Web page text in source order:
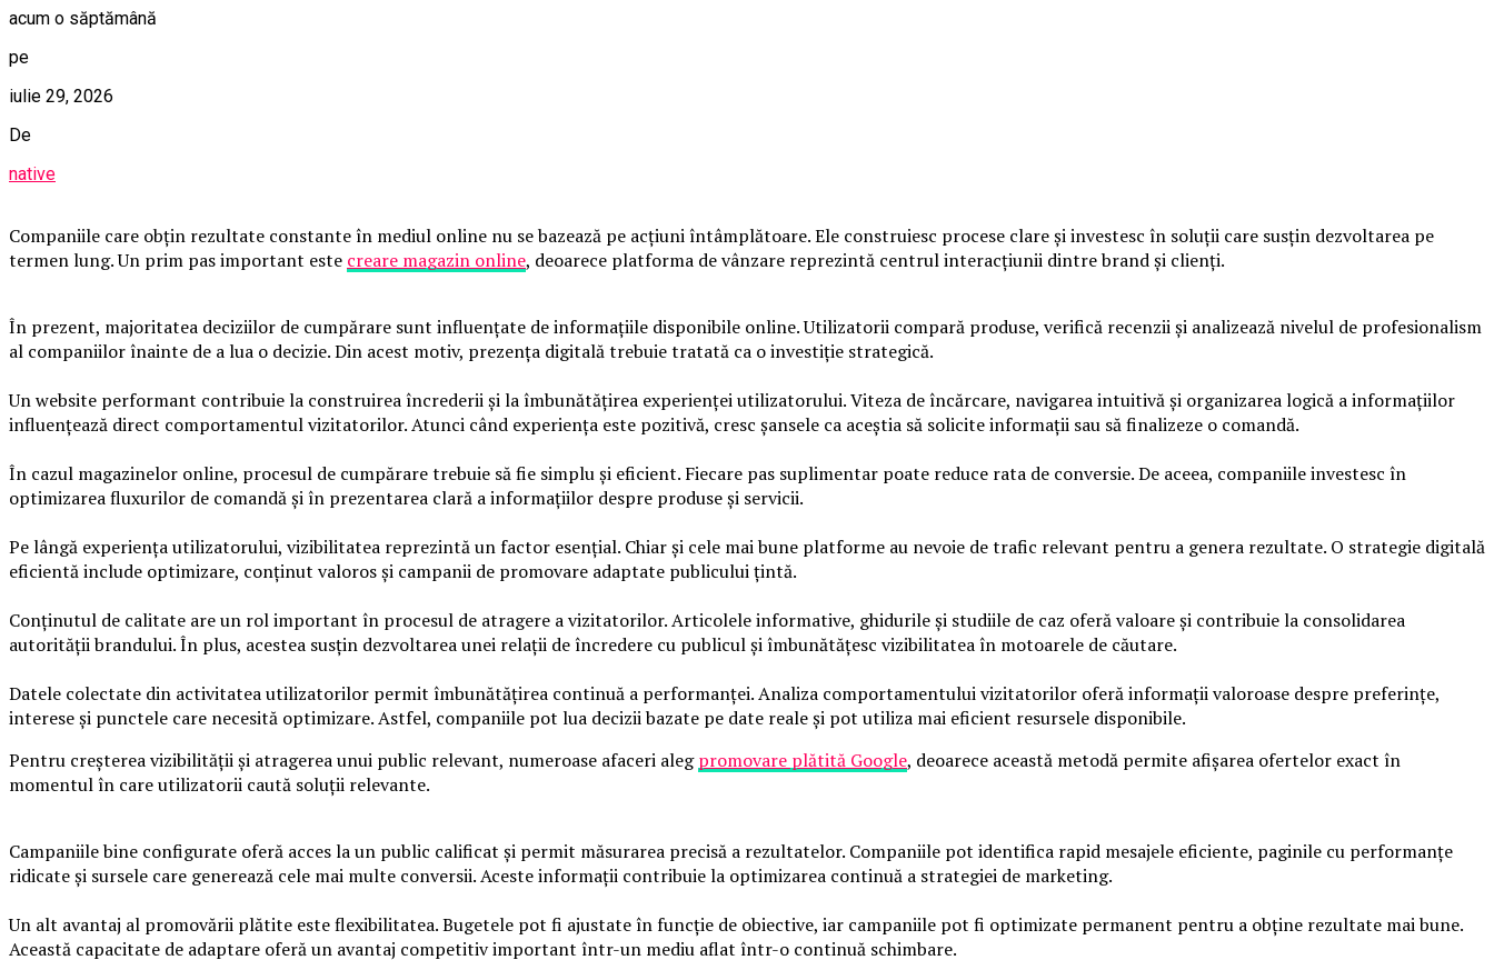
acum o săptămână
pe
iulie 29, 2026
De
native
Companiile care obțin rezultate constante în mediul online nu se bazează pe acțiuni întâmplătoare. Ele construiesc procese clare și investesc în soluții care susțin dezvoltarea pe
termen lung. Un prim pas important este creare magazin online, deoarece platforma de vânzare reprezintă centrul interacțiunii dintre brand și clienți.
În prezent, majoritatea deciziilor de cumpărare sunt influențate de informațiile disponibile online. Utilizatorii compară produse, verifică recenzii și analizează nivelul de profesionalism
al companiilor înainte de a lua o decizie. Din acest motiv, prezența digitală trebuie tratată ca o investiție strategică.
Un website performant contribuie la construirea încrederii și la îmbunătățirea experienței utilizatorului. Viteza de încărcare, navigarea intuitivă și organizarea logică a informațiilor
influențează direct comportamentul vizitatorilor. Atunci când experiența este pozitivă, cresc șansele ca aceștia să solicite informații sau să finalizeze o comandă.
În cazul magazinelor online, procesul de cumpărare trebuie să fie simplu și eficient. Fiecare pas suplimentar poate reduce rata de conversie. De aceea, companiile investesc în
optimizarea fluxurilor de comandă și în prezentarea clară a informațiilor despre produse și servicii.
Pe lângă experiența utilizatorului, vizibilitatea reprezintă un factor esențial. Chiar și cele mai bune platforme au nevoie de trafic relevant pentru a genera rezultate. O strategie digitală
eficientă include optimizare, conținut valoros și campanii de promovare adaptate publicului țintă.
Conținutul de calitate are un rol important în procesul de atragere a vizitatorilor. Articolele informative, ghidurile și studiile de caz oferă valoare și contribuie la consolidarea
autorității brandului. În plus, acestea susțin dezvoltarea unei relații de încredere cu publicul și îmbunătățesc vizibilitatea în motoarele de căutare.
Datele colectate din activitatea utilizatorilor permit îmbunătățirea continuă a performanței. Analiza comportamentului vizitatorilor oferă informații valoroase despre preferințe,
interese și punctele care necesită optimizare. Astfel, companiile pot lua decizii bazate pe date reale și pot utiliza mai eficient resursele disponibile.
Pentru creșterea vizibilității și atragerea unui public relevant, numeroase afaceri alegpromovare plătită Google, deoarece această metodă permite afișarea ofertelor exact în
momentul în care utilizatorii caută soluții relevante.
Campaniile bine configurate oferă acces la un public calificat și permit măsurarea precisă a rezultatelor. Companiile pot identifica rapid mesajele eficiente, paginile cu performanțe
ridicate și sursele care generează cele mai multe conversii. Aceste informații contribuie la optimizarea continuă a strategiei de marketing.
Un alt avantaj al promovării plătite este flexibilitatea. Bugetele pot fi ajustate în funcție de obiective, iar campaniile pot fi optimizate permanent pentru a obține rezultate mai bune.
Această capacitate de adaptare oferă un avantaj competitiv important într-un mediu aflat într-o continuă schimbare.